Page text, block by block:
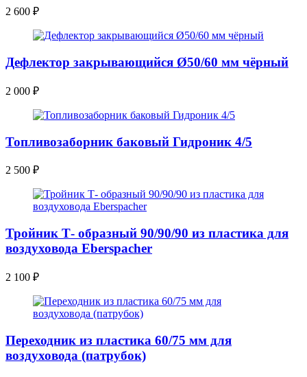
2 600 ₽
Дефлектор закрывающийся Ø50/60 мм чёрный
2 000 ₽
Топливозаборник баковый Гидроник 4/5
2 500 ₽
Тройник Т- образный 90/90/90 из пластика для
воздуховода Eberspacher
2 100 ₽
Переходник из пластика 60/75 мм для
воздуховода (патрубок)